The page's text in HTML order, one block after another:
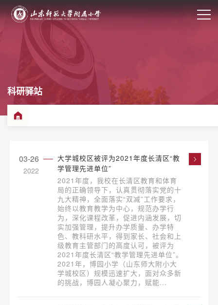
科研驿站
03-26
2022
大学城校区被评为2021年度长清区“教
学管理先进单位”
2021年度，我校在长清区教育和体育
局的正确领导下，认真贯彻落实党的十
九大精神，全面落实“双减”工作要求，
始终以教育教学为中心，规范办学行
为，深化课程改革，促进内涵发展，切
实加强管理，提升办学质量、办学特
色、教科研水平，得到家长、社会和上
级教育主管部门的高度认可，被评为
2021年度长清区“教学管理先进单位”。
2021年，博园小学（山东师大附小大
学城校区）规模迅速扩大，面对众多新
的挑战，博园人凝心聚力，赋能...